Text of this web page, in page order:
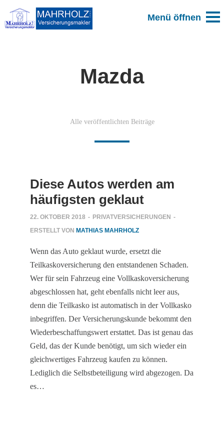
Mazda
Alle veröffentlichten Beiträge
Diese Autos werden am
häufigsten geklaut
22. OKTOBER 2018 - PRIVATVERSICHERUNGEN -
ERSTELLT VON MATHIAS MAHRHOLZ
Wenn das Auto geklaut wurde, ersetzt die
Teilkaskoversicherung den entstandenen Schaden.
Wer für sein Fahrzeug eine Vollkaskoversicherung
abgeschlossen hat, geht ebenfalls nicht leer aus,
denn die Teilkasko ist automatisch in der Vollkasko
inbegriffen. Der Versicherungskunde bekommt den
Wiederbeschaffungswert erstattet. Das ist genau das
Geld, das der Kunde benötigt, um sich wieder ein
gleichwertiges Fahrzeug kaufen zu können.
Lediglich die Selbstbeteiligung wird abgezogen. Da
es…